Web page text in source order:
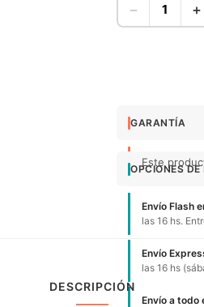
− +
GARANTÍA
Este
OPCIONES DE
Envío Flash
las 16 hs.
Envío
las 16 hs
Envío a todo
DESCRIPCIÓN